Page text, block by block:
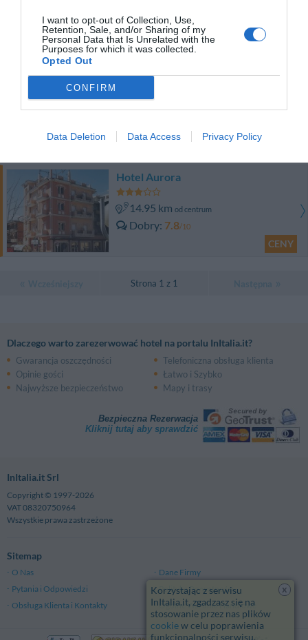
I want to opt-out of Collection, Use,
Retention, Sale, and/or Sharing of my
Personal Data that Is Unrelated with the
Purposes for which it was collected.
Opted Out
CONFIRM
Data Deletion Data Access Privacy Policy
Fantastyczny 8.6
Hotel DaSaMo
14.88 kmod centrum
Hotel Aurora
14.95 km od centrum
Dobry 7.8/10
CENY
Strona 1 z 1
Dlaczego warto zarezerwować hotel na portalu InItalia.it?
Gwarancja oszczędności
Telefoniczna obsługa klienta
Opinie gości
Łatwo i Szybko
Najwyższe bezpieczeństwo
Mapy i trasy
Bezpieczna Rezerwacja
Kliknij tutaj aby sprawdzić
InItalia.it Srl
Copyright © 1997-2026
VAT 08320750964
Wszystkie prawa zastrzeżone
Sitemap
O Nas
Dane Firmy
Pytania i Odpowiedzi
Polityka Prywatności
Obsługa Klienta i Kontakty
Ogólne Warunki Handlowe
x
Korzystając z serwisu
InItalia.it, zgadzasz się na
stosowanie przez nas plików
cookiew celu poprawienia
funkcjonalności serwisu.